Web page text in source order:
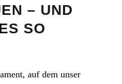
– UND
SO
auf dem unser